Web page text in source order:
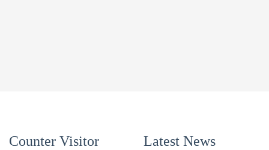
Counter Visitor Latest News